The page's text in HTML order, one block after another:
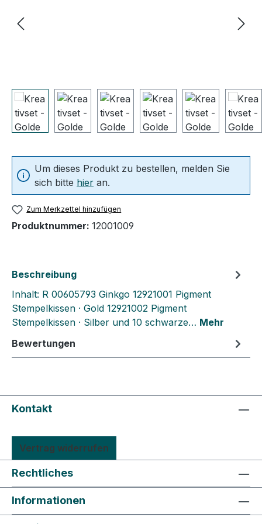
Um dieses Produkt zu bestellen, melden Sie
sich bitte hier an.
Zum Merkzettel hinzufügen
Produktnummer: 12001009
Beschreibung
Inhalt: R 00605793 Ginkgo 12921001 Pigment
Stempelkissen · Gold 12921002 Pigment
Stempelkissen · Silber und 10 schwarze… Mehr
Bewertungen
Kontakt
Vertrag widerrufen
Rechtliches
Informationen